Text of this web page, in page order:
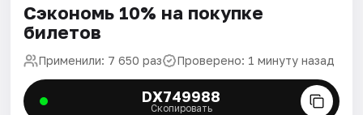
Сэкономь 10% на покупке
билетов
Применили: 7 650 раз Проверено: 1 минуту назад
DX749988
Скопировать